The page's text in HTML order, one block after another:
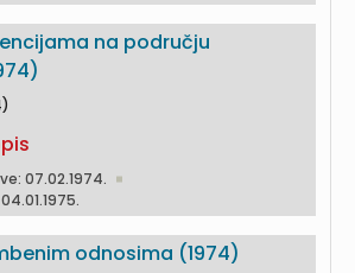
na području
07.02.1974.
odnosima (1974)